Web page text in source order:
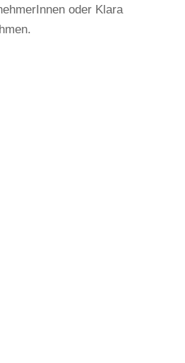
oder Klara